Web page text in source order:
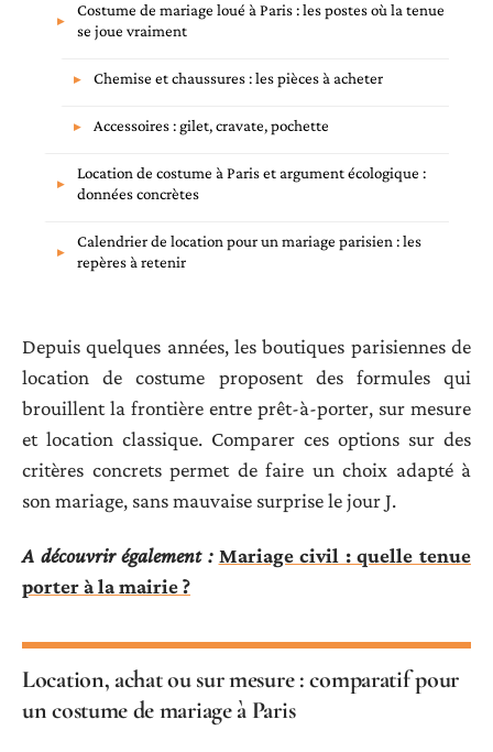
Costume de mariage loué à Paris : les postes où la tenue
se joue vraiment
Chemise et chaussures : les pièces à acheter
Accessoires : gilet, cravate, pochette
Location de costume à Paris et argument écologique :
données concrètes
Calendrier de location pour un mariage parisien : les
repères à retenir
Depuis quelques années, les boutiques parisiennes de
location de costume proposent des formules qui
brouillent la frontière entre prêt-à-porter, sur mesure
et location classique. Comparer ces options sur des
critères concrets permet de faire un choix adapté à
son mariage, sans mauvaise surprise le jour J.
A découvrir également : Mariage civil : quelle tenue
porter à la mairie ?
Location, achat ou sur mesure : comparatif pour
un costume de mariage à Paris